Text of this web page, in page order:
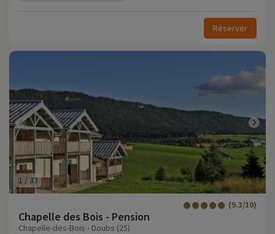
Réserver
1 /33
Chapelle des Bois - Pension
(9.3/10)
Chapelle-des-Bois - Doubs (25)